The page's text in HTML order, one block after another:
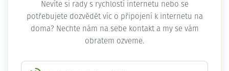
Nevíte si rady s rychlostí internetu nebo se
potřebujete dozvědět víc o připojení k internetu na
doma? Nechte nám na sebe kontakt a my se vám
obratem ozveme.